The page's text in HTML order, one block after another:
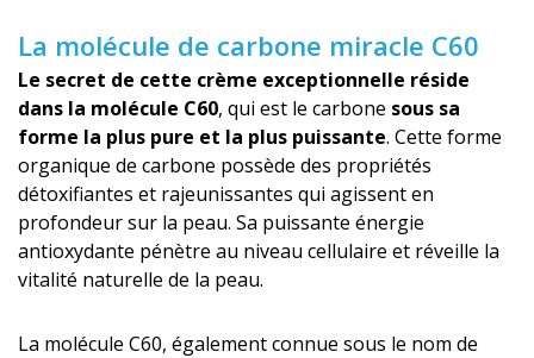
La molécule de carbone miracle C60
Le secret de cette crème exceptionnelle réside
dans la molécule C60, qui est le carbone sous sa
forme la plus pure et la plus puissante. Cette forme
organique de carbone possède des propriétés
détoxifiantes et rajeunissantes qui agissent en
profondeur sur la peau. Sa puissante énergie
antioxydante pénètre au niveau cellulaire et réveille la
vitalité naturelle de la peau.
La molécule C60, également connue sous le nom de